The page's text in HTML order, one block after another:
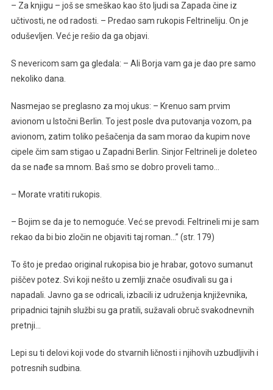
– Za knjigu – još se smeškao kao što ljudi sa Zapada čine iz
učtivosti, ne od radosti. – Predao sam rukopis Feltrineliju. On je
oduševljen. Već je rešio da ga objavi.
S nevericom sam ga gledala: – Ali Borja vam ga je dao pre samo
nekoliko dana.
Nasmejao se preglasno za moj ukus: – Krenuo sam prvim
avionom u Istočni Berlin. To jest posle dva putovanja vozom, pa
avionom, zatim toliko pešačenja da sam morao da kupim nove
cipele čim sam stigao u Zapadni Berlin. Sinjor Feltrineli je doleteo
da se nađe sa mnom. Baš smo se dobro proveli tamo…
– Morate vratiti rukopis.
– Bojim se da je to nemoguće. Već se prevodi. Feltrineli mi je sam
rekao da bi bio zločin ne objaviti taj roman…’’ (str. 179)
To što je predao original rukopisa bio je hrabar, gotovo sumanut
piščev potez. Svi koji nešto u zemlji znače osuđivali su ga i
napadali. Javno ga se odricali, izbacili iz udruženja književnika,
pripadnici tajnih službi su ga pratili, sužavali obruč svakodnevnih
pretnji…
Lepi su ti delovi koji vode do stvarnih ličnosti i njihovih uzbudljivih i
potresnih sudbina.